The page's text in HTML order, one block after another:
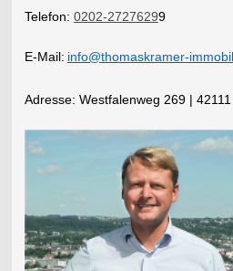
Telefon: 0202-27276299
E-Mail: info@thomaskramer-
​Adresse: Westfalenweg 269 |